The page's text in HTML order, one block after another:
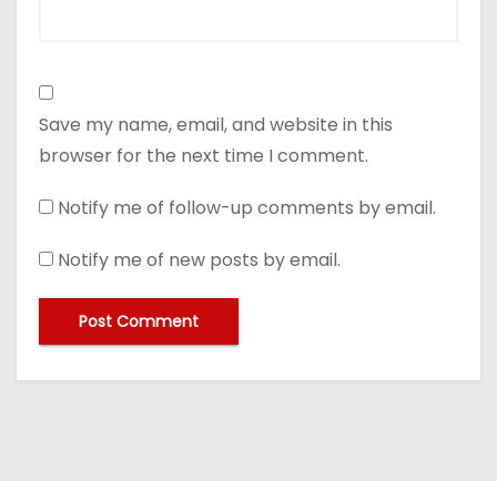
Save my name, email, and website in this
browser for the next time I comment.
Notify me of follow-up comments by email.
Notify me of new posts by email.